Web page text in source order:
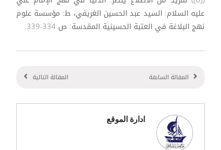
عليه السلام: السيد عبد الحسين الغريفي، ط: مؤسسة علوم
نهج البلاغة في العتبة الحسينية المقدسة: ص 334-339.
المقالة السابقة المقالة التالية
ادارة الموقع